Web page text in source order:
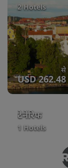
2 Hotels
से
USD 262.48
टेनेरिफ
1 Hotels